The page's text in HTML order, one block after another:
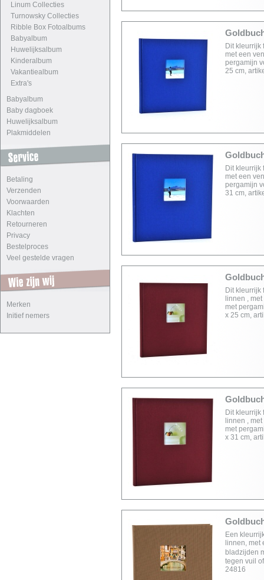
Linum Collecties
Turnowsky Collecties
Ribble Box Fotoalbums
Babyalbum
Huwelijksalbum
Kinderalbum
Vakantiealbum
Extra's
Babyalbum
Baby dagboek
Huwelijksalbum
Plakmiddelen
Betaling
Verzenden
Voorwaarden
Klachten
Retourneren
Privacy
Bestelproces
Veel gestelde vragen
Merken
Initief nemers
Dit kleurrijk
met een
pergamijn
25 cm,
Dit kleurrijk
met een
pergamijn
31 cm,
Dit kleurrijk
linnen ,
met
x 25 cm,
Dit kleurrijk
linnen ,
met
x 31 cm,
Een
linnen, met
bladzijden
tegen vuil
24816